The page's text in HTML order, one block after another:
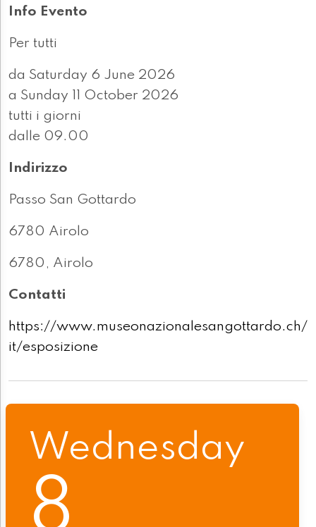
Info Evento
Per tutti
da Saturday 6 June 2026
a Sunday 11 October 2026
tutti i giorni
dalle 09.00
Indirizzo
Passo San Gottardo
6780 Airolo
6780, Airolo
Contatti
https://www.museonazionalesangottardo.ch/
it/esposizione
Wednesday
8